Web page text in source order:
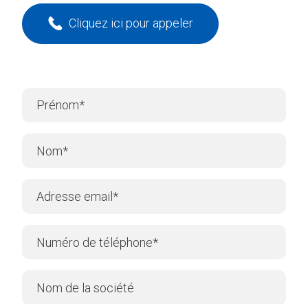
Cliquez ici pour appeler